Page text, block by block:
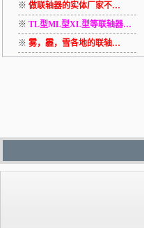
※ 做联轴器的实体厂家不…
※ TL型ML型XL型等联轴器…
※ 雾，霾，雪各地的联轴…